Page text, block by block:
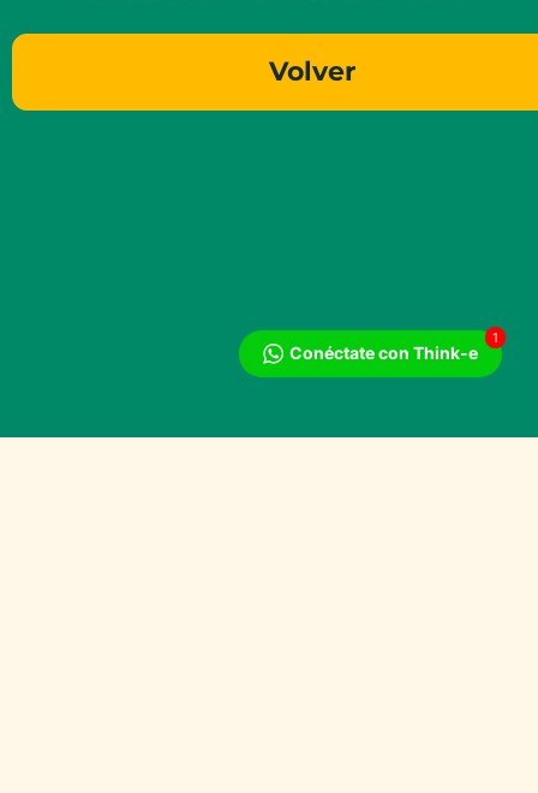
Volver
Conéctate con Think-e
1